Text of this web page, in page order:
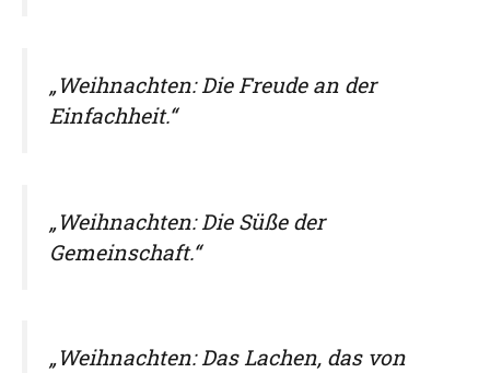
„Weihnachten: Die Freude an der
Einfachheit.“
„Weihnachten: Die Süße der
Gemeinschaft.“
„Weihnachten: Das Lachen, das von